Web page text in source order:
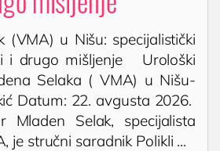
BOCOKIĆ
/ testiranje
(VMA) u Nišu: specijalistički
i drugo mišljenje Urološki
Selaka ( VMA) u Nišu-
Datum: 22. avgusta 2026.
Selak, specijalista
je stručni saradnik Polikli ...